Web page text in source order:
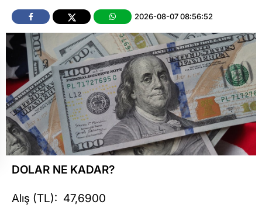
2026-08-07 08:56:52
DOLAR NE KADAR?
Alış (TL): 47,6900